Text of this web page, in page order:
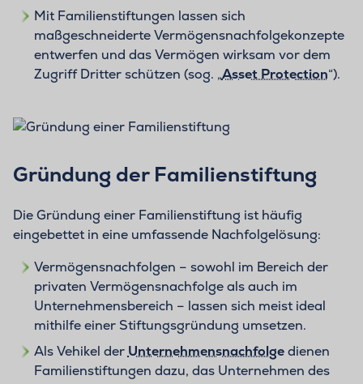
Mit Familienstiftungen lassen sich
maßgeschneiderte Vermögensnachfolgekonzepte
entwerfen und das Vermögen wirksam vor dem
Zugriff Dritter schützen (sog. „Asset Protection“).
Gründung der Familienstiftung
Die Gründung einer Familienstiftung ist häufig
eingebettet in eine umfassende Nachfolgelösung:
Vermögensnachfolgen – sowohl im Bereich der
privaten Vermögensnachfolge als auch im
Unternehmensbereich – lassen sich meist ideal
mithilfe einer Stiftungsgründung umsetzen.
Als Vehikel der Unternehmensnachfolgedienen
Familienstiftungen dazu, das Unternehmen des